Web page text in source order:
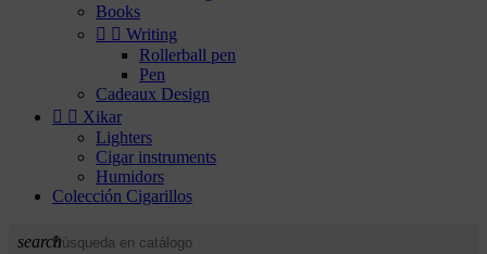
Books
  Writing
Rollerball pen
Pen
Cadeaux Design
  Xikar
Lighters
Cigar instruments
Humidors
Colección Cigarillos
search